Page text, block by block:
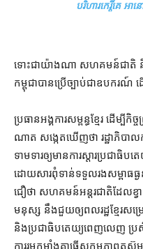
បរិហារកេរ្តិ៍​គេ អ
ទោះជាយ៉ាងណា សហគមន៍​ជាតិ និង​
កម្ពុជា​បាន​ប្រើ​ច្បាប់​ជា​ឧបករណ៍​
ប្រធាន​អង្គការ​សម្ពន្ធ​ខ្មែរ ដើម្
ណាត សង្កេត​ឃើញ​ថា រដ្ឋាភិបាល​
ទាមទារ​ឲ្យ​មាន​ការ​ស្ដារ​ប្រជាធិ
ដោយសារ​ពុំ​ទាន់​ទទួល​រង​​សម្ពាធ​ធ្
ជឿ​ថា សហគមន៍​អន្តរជាតិ​ដែល​ខ្វ
មនុស្ស នឹង​ជួយ​ឲ្យ​ពលរដ្ឋខ្មែរ​សម្
និង​ប្រជាធិបតេយ្យ​ពេញលេញ ប្រសិ
ការ​រួម​កម្លាំង​គ្នា​ធ្វើ​សកម្មភាព​